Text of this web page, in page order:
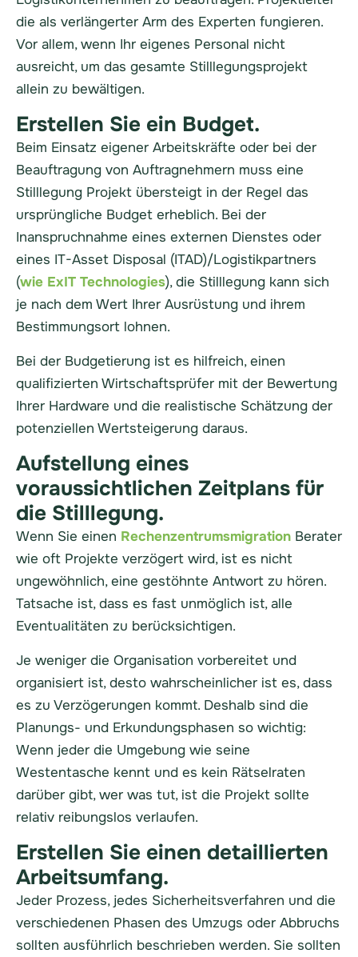
die als verlängerter Arm des Experten fungieren.
Vor allem, wenn Ihr eigenes Personal nicht
ausreicht, um das gesamte Stilllegungsprojekt
allein zu bewältigen.
Erstellen Sie ein Budget.
Beim Einsatz eigener Arbeitskräfte oder bei der
Beauftragung von Auftragnehmern muss eine
Stilllegung Projekt übersteigt in der Regel das
ursprüngliche Budget erheblich. Bei der
Inanspruchnahme eines externen Dienstes oder
eines IT-Asset Disposal (ITAD)/Logistikpartners
(wie ExIT Technologies), die Stilllegung kann sich
je nach dem Wert Ihrer Ausrüstung und ihrem
Bestimmungsort lohnen.
Bei der Budgetierung ist es hilfreich, einen
qualifizierten Wirtschaftsprüfer mit der Bewertung
Ihrer Hardware und die realistische Schätzung der
potenziellen Wertsteigerung daraus.
Aufstellung eines
voraussichtlichen Zeitplans für
die Stilllegung.
Wenn Sie einen Rechenzentrumsmigration Berater
wie oft Projekte verzögert wird, ist es nicht
ungewöhnlich, eine gestöhnte Antwort zu hören.
Tatsache ist, dass es fast unmöglich ist, alle
Eventualitäten zu berücksichtigen.
Je weniger die Organisation vorbereitet und
organisiert ist, desto wahrscheinlicher ist es, dass
es zu Verzögerungen kommt. Deshalb sind die
Planungs- und Erkundungsphasen so wichtig:
Wenn jeder die Umgebung wie seine
Westentasche kennt und es kein Rätselraten
darüber gibt, wer was tut, ist die Projekt sollte
relativ reibungslos verlaufen.
Erstellen Sie einen detaillierten
Arbeitsumfang.
Jeder Prozess, jedes Sicherheitsverfahren und die
verschiedenen Phasen des Umzugs oder Abbruchs
sollten ausführlich beschrieben werden. Sie sollten